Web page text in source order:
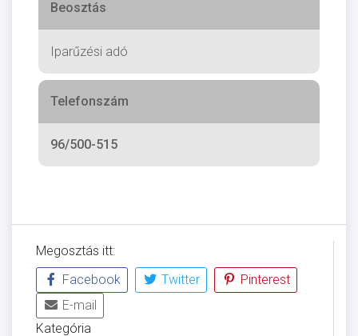
Beosztás
Iparűzési adó
Telefonszám
96/500-515
Megosztás itt:
Facebook
Twitter
Pinterest
E-mail
Kategória